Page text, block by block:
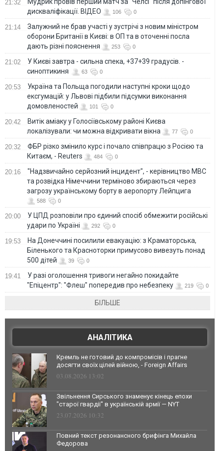
21:32
дискваліфікації. ВІДЕО
106 0
21:14
Залужний не брав участі у зустрічі з новим міністром
оборони Британії в Києві: в ОП та в оточенні посла
дають різні пояснення
253 0
21:02
У Києві завтра - сильна спека, +37+39 градусів. -
синоптикиня
63 0
20:53
Україна та Польща погодили наступні кроки щодо
ексгумацій: у Львові підбили підсумки виконання
домовленостей
101 0
20:42
Витік аміаку у Голосіївському районі Києва
локалізували: чи можна відкривати вікна
77 0
20:32
ФБР різко змінило курс і почало співпрацю з Росією та
Китаєм, - Reuters
484 0
20:16
"Надзвичайно серйозний інцидент", - керівництво МВС
та розвідка Німеччини терміново збираються через
загрозу українському борту в аеропорту Лейпцига
588 0
20:00
У ЦПД розповіли про єдиний спосіб обмежити російські
удари по Україні
292 0
19:53
На Донеччині посилили евакуацію: з Краматорська,
Біленького та Красноторки примусово вивезуть понад
500 дітей
39 0
19:41
У разі оголошення тривоги негайно покидайте
"Епіцентр": "Флеш" попередив про небезпеку
219 0
БІЛЬШЕ
АНАЛІТИКА
Кремль не готовий до компромісів і прагне
досягти своїх цілей війною, - Foreign Affairs
03.08.2026 13:02
Звільнення Сирського знаменує кінець епохи
"старої гвардії" в українській армії — NYT
23.07.2026 10:32
Повний текст резонансного брифінга Михайла
Федорова